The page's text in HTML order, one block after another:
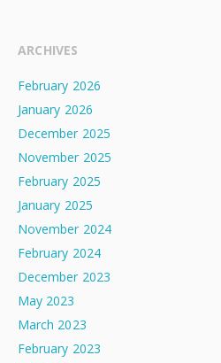
ARCHIVES
February 2026
January 2026
December 2025
November 2025
February 2025
January 2025
November 2024
February 2024
December 2023
May 2023
March 2023
February 2023